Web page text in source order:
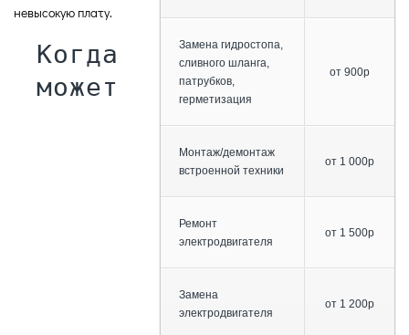
Замена гидростопа,
сливного шланга,
патрубков,
герметизация
от 900р
Монтаж/демонтаж
встроенной техники
от 1 000р
Ремонт
электродвигателя
от 1 500р
Замена
электродвигателя
от 1 200р
невысокую плату.
Когда
может